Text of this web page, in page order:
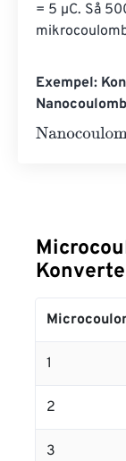
= 5 µC. Så
Exempel:
1
2
3